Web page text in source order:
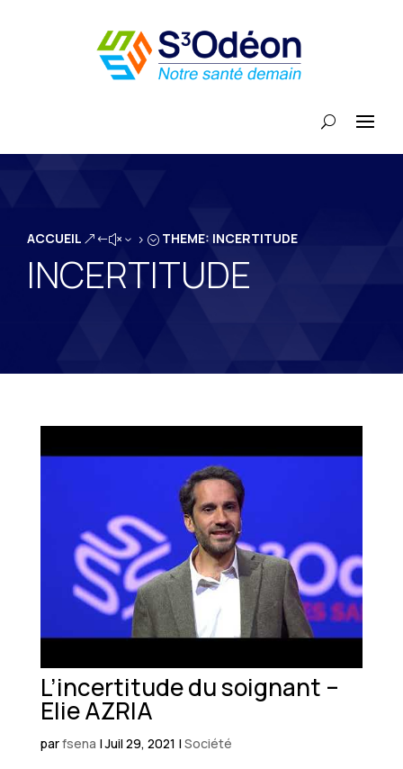
ACCUEIL &#x35; THEME: INCERTITUDE
INCERTITUDE
L’incertitude du soignant –
Elie AZRIA
parfsena |Juil 29, 2021 | Société